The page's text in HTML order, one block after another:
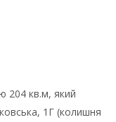
204 кв.м, який
1Г (колишня